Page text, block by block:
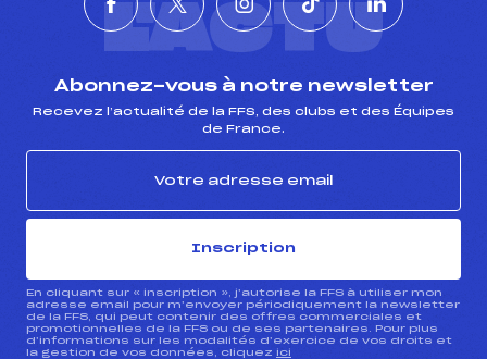
L'ACTU
Abonnez-vous à notre newsletter
Recevez l’actualité de la FFS, des clubs et des Équipes
de France.
Inscription
En cliquant sur « inscription », j’autorise la FFS à utiliser mon
adresse email pour m’envoyer périodiquement la newsletter
de la FFS, qui peut contenir des offres commerciales et
promotionnelles de la FFS ou de ses partenaires. Pour plus
d’informations sur les modalités d’exercice de vos droits et
la gestion de vos données, cliquez ici